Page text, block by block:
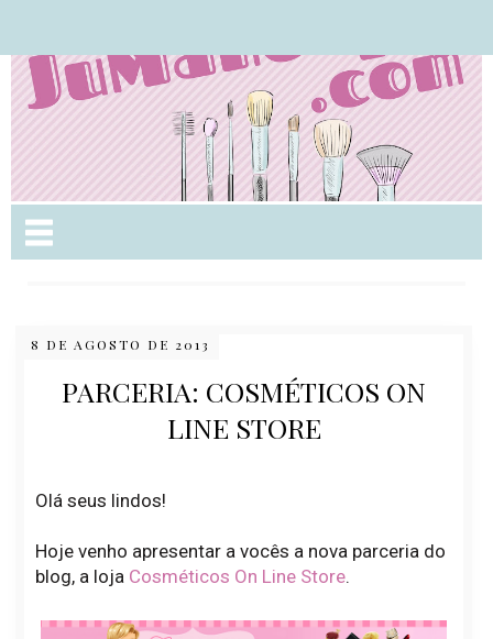
8 DE AGOSTO DE 2013
PARCERIA: COSMÉTICOS ON
LINE STORE
Olá seus lindos!
Hoje venho apresentar a vocês a nova parceria do
blog, a loja Cosméticos On Line Store.